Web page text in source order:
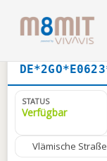
STATUS
Verfügbar
Vlämische